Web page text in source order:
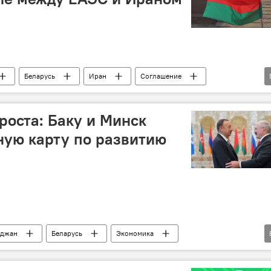
Беларусь Иран
Соглашение
барьеры
Экономика
Баку и Минск
карту по развитию
Беларусь
Экономика
малый и средний бизнес
Бизнес-форум